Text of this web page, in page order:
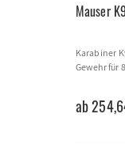
Mauser
Karabiner
Gewehr für
ab